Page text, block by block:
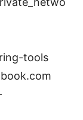
tools